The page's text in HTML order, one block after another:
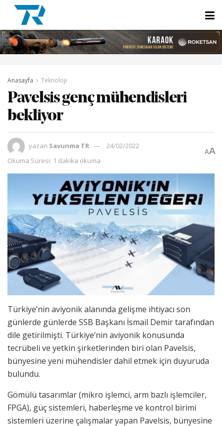
Anasayfa Teknoloji
Pavelsis genç mühendisleri
bekliyor
yazan Savunma TR
24/02/2022
Okuma Süresi: 1 dakika okuma
AA
Türkiye’nin aviyonik alanında gelişme ihtiyacı son
günlerde günlerde SSB Başkanı İsmail Demir tarafından
dile getirilmişti. Türkiye’nin aviyonik konusunda
tecrübeli ve yetkin şirketlerinden biri olan Pavelsis,
bünyesine yeni mühendisler dahil etmek için duyuruda
bulundu.
Gömülü tasarımlar (mikro işlemci, arm bazlı işlemciler,
FPGA), güç sistemleri, haberleşme ve kontrol birimi
sistemleri üzerine çalışmalar yapan Pavelsis, bünyesine